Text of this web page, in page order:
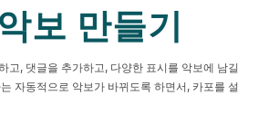
보 만들기
고, 댓글을 추가하고, 다양한 표시를 악보에 남길
자동적으로 악보가 바뀌도록 하면서, 카포를 설